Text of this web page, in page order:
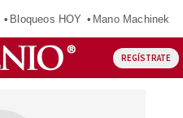
Bloqueos HOY Mano Machinek
REGÍSTRATE